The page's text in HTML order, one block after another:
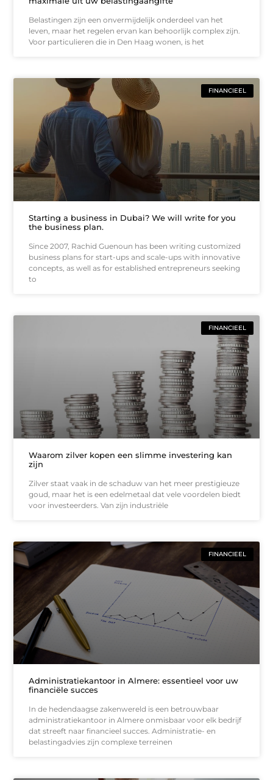
Belastingen zijn een onvermijdelijk onderdeel van het
leven, maar het regelen ervan kan behoorlijk complex zijn.
Voor particulieren die in Den Haag wonen, is het
FINANCIEEL
Starting a business in Dubai? We will write for you
the business plan.
Since 2007, Rachid Guenoun has been writing customized
business plans for start-ups and scale-ups with innovative
concepts, as well as for established entrepreneurs seeking
to
FINANCIEEL
Waarom zilver kopen een slimme investering kan
zijn
Zilver staat vaak in de schaduw van het meer prestigieuze
goud, maar het is een edelmetaal dat vele voordelen biedt
voor investeerders. Van zijn industriële
FINANCIEEL
Administratiekantoor in Almere: essentieel voor uw
financiële succes
In de hedendaagse zakenwereld is een betrouwbaar
administratiekantoor in Almere onmisbaar voor elk bedrijf
dat streeft naar financieel succes. Administratie- en
belastingadvies zijn complexe terreinen